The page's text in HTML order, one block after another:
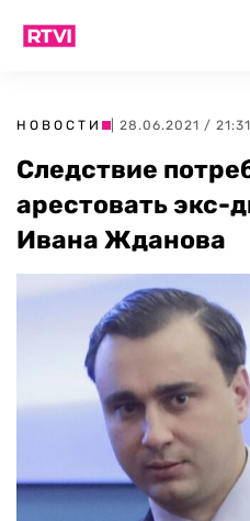
НОВОСТИ | 28.06.2021 / 21:31
Следствие
арестовать экс-
Ивана Жданова